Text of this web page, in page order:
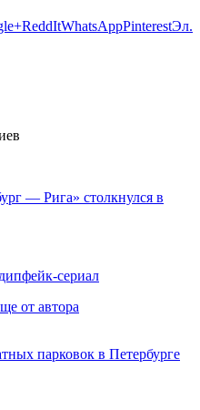
ReddItWhatsAppPinterestЭл.
— Рига» столкнулся в
сериал
от автора
парковок в Петербурге